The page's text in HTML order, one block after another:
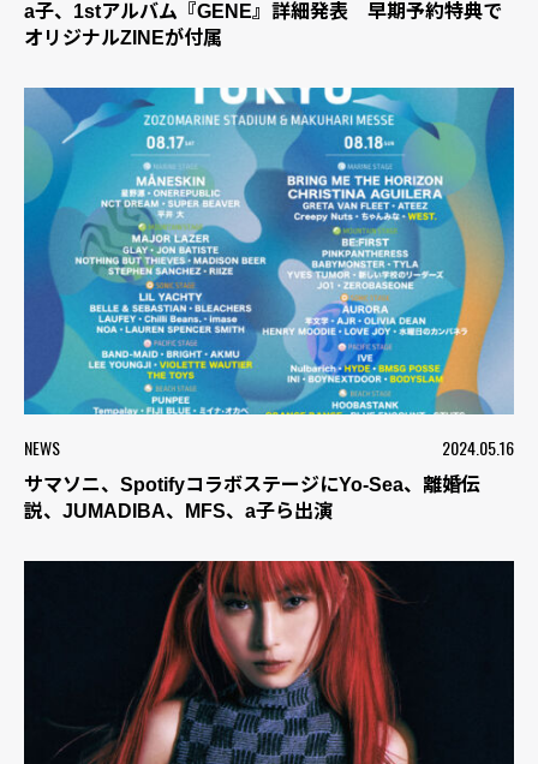
a子、1stアルバム『GENE』詳細発表 早期予約特典で
オリジナルZINEが付属
NEWS 2024.05.16
サマソニ、SpotifyコラボステージにYo-Sea、離婚伝
説、JUMADIBA、MFS、a子ら出演